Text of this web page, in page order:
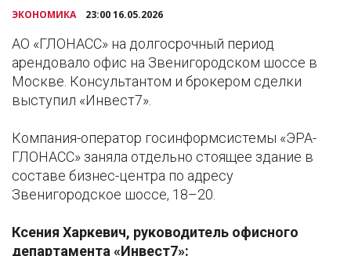
ЭКОНОМИКА 23:00 16.05.2026
АО «ГЛОНАСС» на долгосрочный период
арендовало офис на Звенигородском шоссе в
Москве. Консультантом и брокером сделки
выступил «Инвест7».
Компания-оператор госинформсистемы «ЭРА-
ГЛОНАСС» заняла отдельно стоящее здание в
составе бизнес-центра по адресу
Звенигородское шоссе, 18–20.
Ксения Харкевич, руководитель офисного
департамента «Инвест7»: